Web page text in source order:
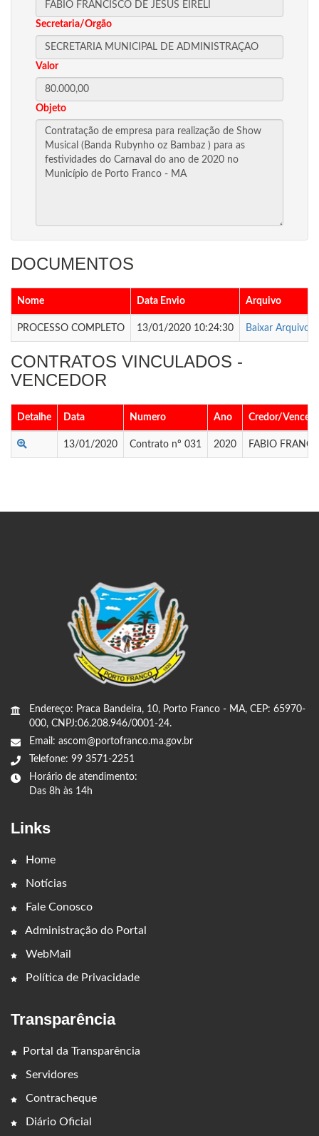
Secretaria/Orgão
Valor
Objeto
DOCUMENTOS
Nome Data Envio Arquivo
PROCESSO COMPLETO 13/01/2020 10:24:30 Baixar Arquivo
CONTRATOS VINCULADOS -
VENCEDOR
Detalhe Data Numero Ano Credor/
13/01/2020 Contrato nº 031 2020 FABIO
Endereço: Praca Bandeira, 10, Porto Franco - MA, CEP: 65970-
000, CNPJ:06.208.946/0001-24.
Email: ascom@portofranco.ma.gov.br
Telefone: 99 3571-2251
Horário de atendimento:
Das 8h às 14h
Links
Home
Notícias
Fale Conosco
Administração do Portal
WebMail
Política de Privacidade
Transparência
Portal da Transparência
Servidores
Contracheque
Diário Oficial